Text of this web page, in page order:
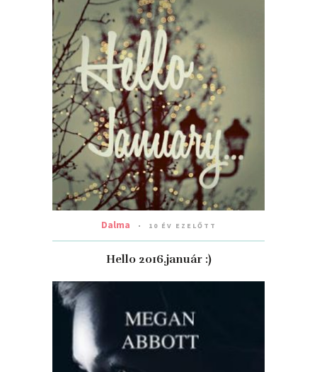
Dalma 10 ÉV EZELŐTT
Hello 2016.január :)